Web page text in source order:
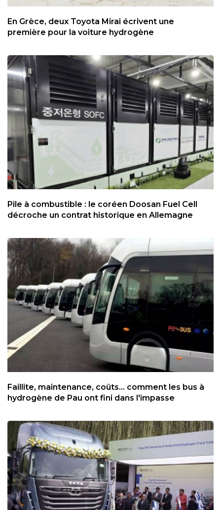
En Grèce, deux Toyota Mirai écrivent une
première pour la voiture hydrogène
Pile à combustible : le coréen Doosan Fuel Cell
décroche un contrat historique en Allemagne
Faillite, maintenance, coûts... comment les bus à
hydrogène de Pau ont fini dans l'impasse